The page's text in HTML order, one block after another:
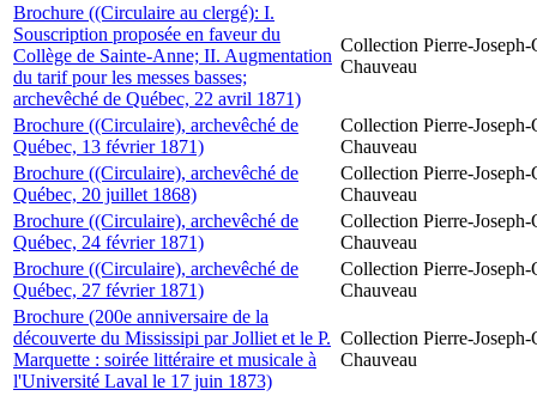
Brochure ((Circulaire au clergé): I.
Souscription proposée en faveur du
Collège de Sainte-Anne; II. Augmentation
du tarif pour les messes basses;
archevêché de Québec, 22 avril 1871)
Collection Pierre-
Chauveau
Brochure ((Circulaire), archevêché de
Québec, 13 février 1871)
Collection Pierre-
Chauveau
Brochure ((Circulaire), archevêché de
Québec, 20 juillet 1868)
Collection Pierre-
Chauveau
Brochure ((Circulaire), archevêché de
Québec, 24 février 1871)
Collection Pierre-
Chauveau
Brochure ((Circulaire), archevêché de
Québec, 27 février 1871)
Collection Pierre-
Chauveau
Brochure (200e anniversaire de la
découverte du Mississipi par Jolliet et le P.
Marquette : soirée littéraire et musicale à
l'Université Laval le 17 juin 1873)
Collection Pierre-
Chauveau